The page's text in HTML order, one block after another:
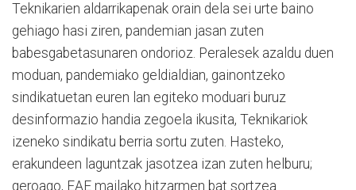
Teknikarien aldarrikapenak orain dela sei urte baino
gehiago hasi ziren, pandemian jasan zuten
babesgabetasunaren ondorioz. Peralesek azaldu duen
moduan, pandemiako geldialdian, gainontzeko
sindikatuetan euren lan egiteko moduari buruz
desinformazio handia zegoela ikusita, Teknikariok
izeneko sindikatu berria sortu zuten. Hasteko,
erakundeen laguntzak jasotzea izan zuten helburu;
geroago, EAE mailako hitzarmen bat sortzea